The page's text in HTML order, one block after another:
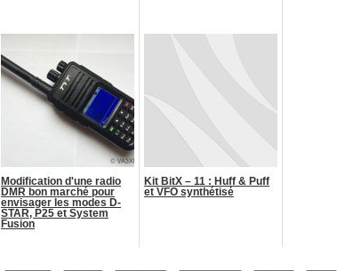
Modification d'une radio
DMR bon marché pour
envisager les modes D-
STAR, P25 et System
Fusion
Kit BitX – 11 : Huff & Puff
et VFO synthétisé